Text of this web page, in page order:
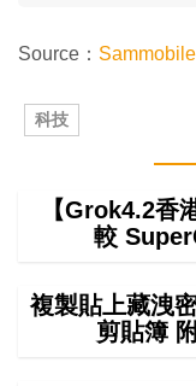
Source： Sammobile
科技
【Grok4.2香
較
複製貼上藏洩
剪貼簿